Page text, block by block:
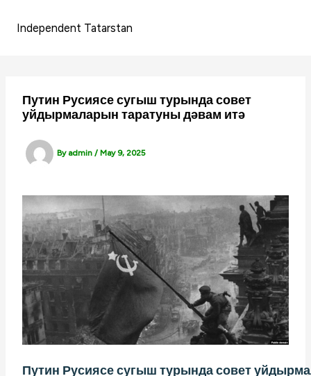
Independent Tatarstan
Путин Русиясе сугыш турында совет
уйдырмаларын таратуны дәвам итә
By admin/ May 9, 2025
Путин Русиясе сугыш турында совет